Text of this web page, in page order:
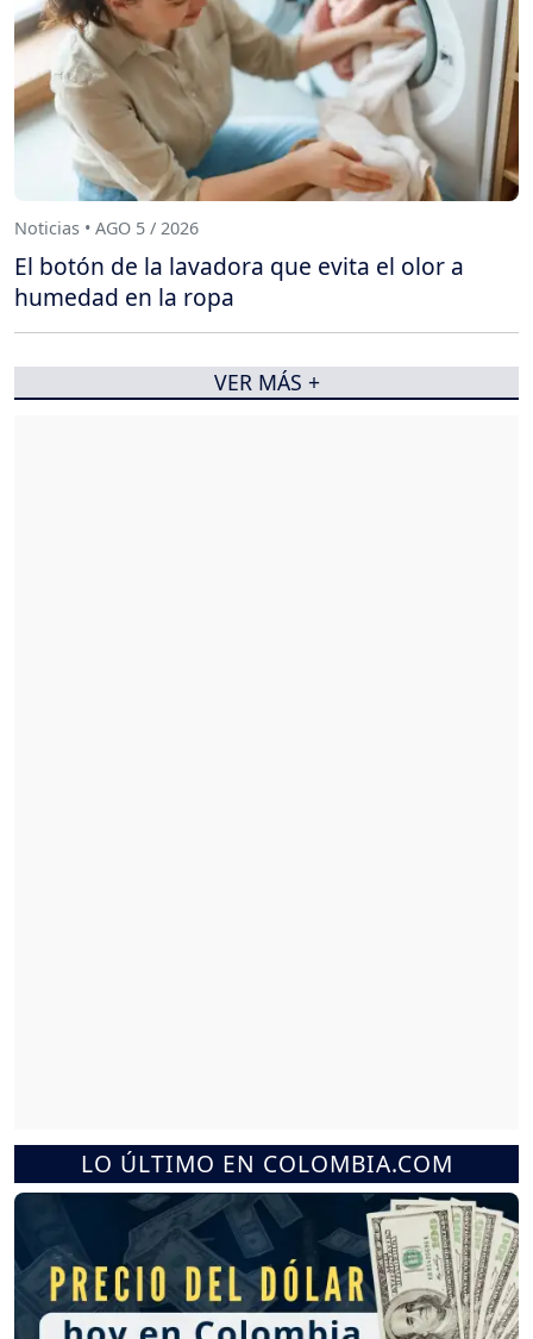
LO ÚLTIMO EN COLOMBIA.COM
Noticias • AGO 5 / 2026
El botón de la lavadora que evita el olor a
humedad en la ropa
VER MÁS +